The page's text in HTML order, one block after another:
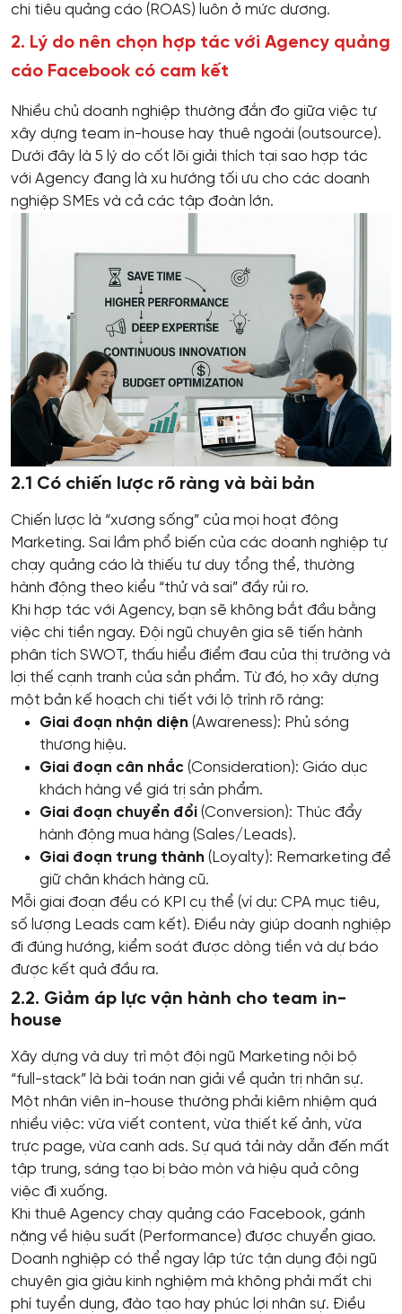
chi tiêu quảng cáo (ROAS) luôn ở mức dương.
2. Lý do nên chọn hợp tác với Agency quảng
cáo Facebook có cam kết
Nhiều chủ doanh nghiệp thường đắn đo giữa việc tự
xây dựng team in-house hay thuê ngoài (outsource).
Dưới đây là 5 lý do cốt lõi giải thích tại sao hợp tác
với Agency đang là xu hướng tối ưu cho các doanh
nghiệp SMEs và cả các tập đoàn lớn.
2.1 Có chiến lược rõ ràng và bài bản
Chiến lược là “xương sống” của mọi hoạt động
Marketing. Sai lầm phổ biến của các doanh nghiệp tự
chạy quảng cáo là thiếu tư duy tổng thể, thường
hành động theo kiểu “thử và sai” đầy rủi ro.
Khi hợp tác với Agency, bạn sẽ không bắt đầu bằng
việc chi tiền ngay. Đội ngũ chuyên gia sẽ tiến hành
phân tích SWOT, thấu hiểu điểm đau của thị trường và
lợi thế cạnh tranh của sản phẩm. Từ đó, họ xây dựng
một bản kế hoạch chi tiết với lộ trình rõ ràng:
Giai đoạn nhận diện (Awareness): Phủ sóng
thương hiệu.
Giai đoạn cân nhắc (Consideration): Giáo dục
khách hàng về giá trị sản phẩm.
Giai đoạn chuyển đổi (Conversion): Thúc đẩy
hành động mua hàng (Sales/Leads).
Giai đoạn trung thành (Loyalty): Remarketing để
giữ chân khách hàng cũ.
Mỗi giai đoạn đều có KPI cụ thể (ví dụ: CPA mục tiêu,
số lượng Leads cam kết). Điều này giúp doanh nghiệp
đi đúng hướng, kiểm soát được dòng tiền và dự báo
được kết quả đầu ra.
2.2. Giảm áp lực vận hành cho team in-
house
Xây dựng và duy trì một đội ngũ Marketing nội bộ
“full-stack” là bài toán nan giải về quản trị nhân sự.
Một nhân viên in-house thường phải kiêm nhiệm quá
nhiều việc: vừa viết content, vừa thiết kế ảnh, vừa
trực page, vừa canh ads. Sự quá tải này dẫn đến mất
tập trung, sáng tạo bị bào mòn và hiệu quả công
việc đi xuống.
Khi thuê Agency chạy quảng cáo Facebook, gánh
nặng về hiệu suất (Performance) được chuyển giao.
Doanh nghiệp có thể ngay lập tức tận dụng đội ngũ
chuyên gia giàu kinh nghiệm mà không phải mất chi
phí tuyển dụng, đào tạo hay phúc lợi nhân sự. Điều